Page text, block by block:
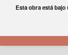
Esta obra está bajo